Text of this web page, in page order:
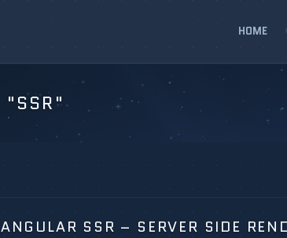
HOME
"SSR"
ANGULAR SSR – SERVER SIDE